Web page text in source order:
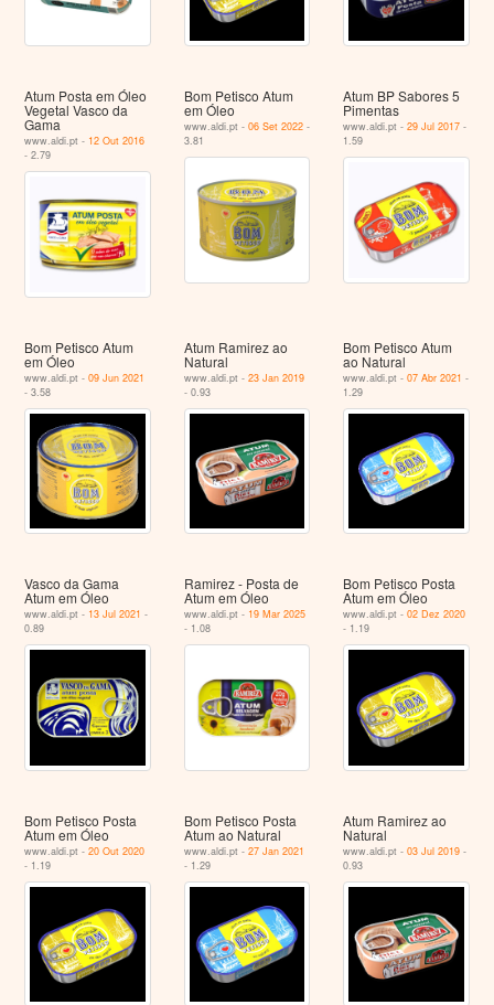
Atum Posta em Óleo
Vegetal Vasco da
Gama
www.aldi.pt - 12 Out 2016
- 2.79
Bom Petisco Atum
em Óleo
www.aldi.pt - 06 Set 2022-
3.81
Atum BP Sabores 5
Pimentas
www.aldi.pt -29 Jul 2017 -
1.59
Bom Petisco Atum
em Óleo
www.aldi.pt -09 Jun 2021
- 3.58
Atum Ramirez ao
Natural
www.aldi.pt - 23 Jan 2019
- 0.93
Bom Petisco Atum
ao Natural
www.aldi.pt -07 Abr 2021 -
1.29
Vasco da Gama
Atum em Óleo
www.aldi.pt - 13 Jul 2021 -
0.89
Ramirez - Posta de
Atum em Óleo
www.aldi.pt - 19 Mar 2025
- 1.08
Bom Petisco Posta
Atum em Óleo
www.aldi.pt -02 Dez 2020
- 1.19
Bom Petisco Posta
Atum em Óleo
www.aldi.pt -20 Out 2020
- 1.19
Bom Petisco Posta
Atum ao Natural
www.aldi.pt - 27 Jan 2021
- 1.29
Atum Ramirez ao
Natural
www.aldi.pt -03 Jul 2019 -
0.93